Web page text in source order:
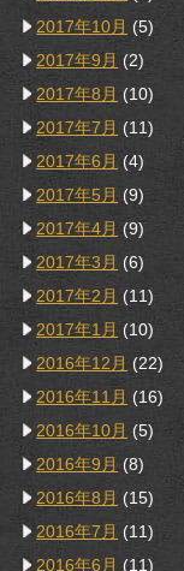
2017年10月 (5)
2017年9月 (2)
2017年8月 (10)
2017年7月 (11)
2017年6月 (4)
2017年5月 (9)
2017年4月 (9)
2017年3月 (6)
2017年2月 (11)
2017年1月 (10)
2016年12月 (22)
2016年11月 (16)
2016年10月 (5)
2016年9月 (8)
2016年8月 (15)
2016年7月 (11)
2016年6月 (11)